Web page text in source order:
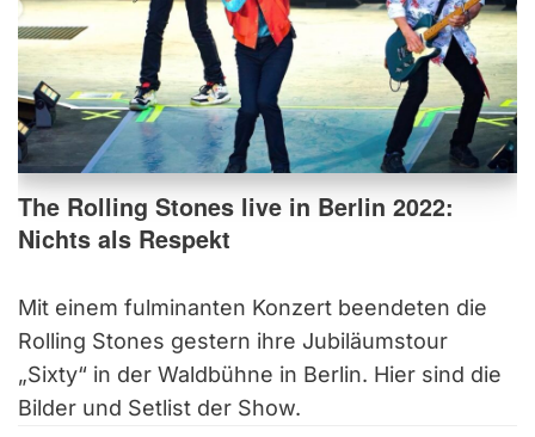
The Rolling Stones live in Berlin 2022:
Nichts als Respekt
Mit einem fulminanten Konzert beendeten die
Rolling Stones gestern ihre Jubiläumstour
„Sixty“ in der Waldbühne in Berlin. Hier sind die
Bilder und Setlist der Show.